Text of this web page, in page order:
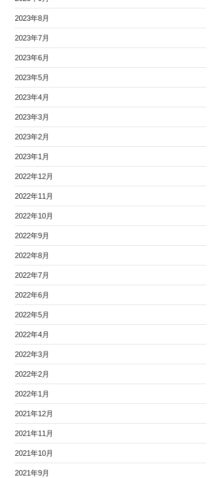
2023年8月
2023年7月
2023年6月
2023年5月
2023年4月
2023年3月
2023年2月
2023年1月
2022年12月
2022年11月
2022年10月
2022年9月
2022年8月
2022年7月
2022年6月
2022年5月
2022年4月
2022年3月
2022年2月
2022年1月
2021年12月
2021年11月
2021年10月
2021年9月